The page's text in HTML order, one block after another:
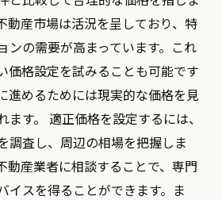
動産市場は活況を呈しており、特
ンの需要が高まっています。これ
価格設定を試みることも可能です
進めるためには現実的な価格を見
す。 適正価格を設定するには、
調査し、周辺の相場を把握しま
動産業者に相談することで、専門
イスを得ることができます。ま